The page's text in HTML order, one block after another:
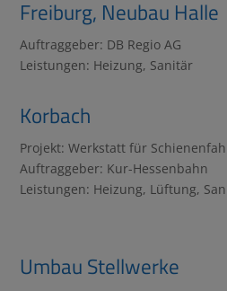
Freiburg, Neubau Halle
Auftraggeber: DB Regio AG
Leistungen: Heizung, Sanitär
Korbach
Projekt: Werkstatt für
Auftraggeber: Kur-Hessenbahn
Leistungen: Heizung, Lüftung,
Umbau Stellwerke